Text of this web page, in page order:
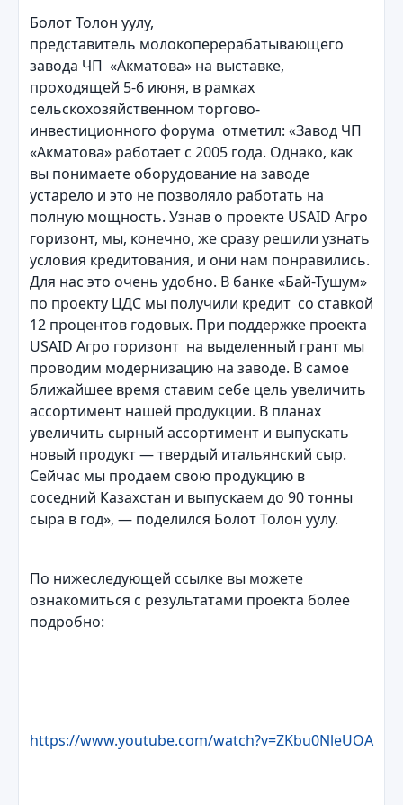
Болот Толон уулу,
представитель молокоперерабатывающего
завода ЧП «Акматова» на выставке,
проходящей 5-6 июня, в рамках
сельскохозяйственном торгово-
инвестиционного форума отметил: «Завод ЧП
«Акматова» работает с 2005 года. Однако, как
вы понимаете оборудование на заводе
устарело и это не позволяло работать на
полную мощность. Узнав о проекте USAID Агро
горизонт, мы, конечно, же сразу решили узнать
условия кредитования, и они нам понравились.
Для нас это очень удобно. В банке «Бай-Тушум»
по проекту ЦДС мы получили кредит со ставкой
12 процентов годовых. При поддержке проекта
USAID Агро горизонт на выделенный грант мы
проводим модернизацию на заводе. В самое
ближайшее время ставим себе цель увеличить
ассортимент нашей продукции. В планах
увеличить сырный ассортимент и выпускать
новый продукт — твердый итальянский сыр.
Сейчас мы продаем свою продукцию в
соседний Казахстан и выпускаем до 90 тонны
сыра в год», — поделился Болот Толон уулу.
По нижеследующей ссылке вы можете
ознакомиться с результатами проекта более
подробно:
https://www.youtube.com/watch?v=ZKbu0NleUOA